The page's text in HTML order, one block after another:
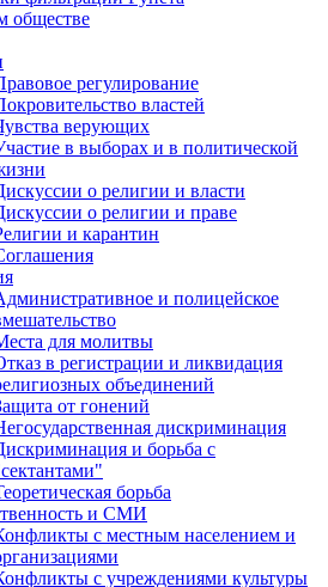
обществе
регулирование
властей
верующих
в выборах и в политической
о религии и власти
о религии и праве
и карантин
и полицейское
для молитвы
в регистрации и ликвидация
объединений
от гонений
дискриминация
и борьба с
борьба
и СМИ
с местным населением и
с учреждениями культуры